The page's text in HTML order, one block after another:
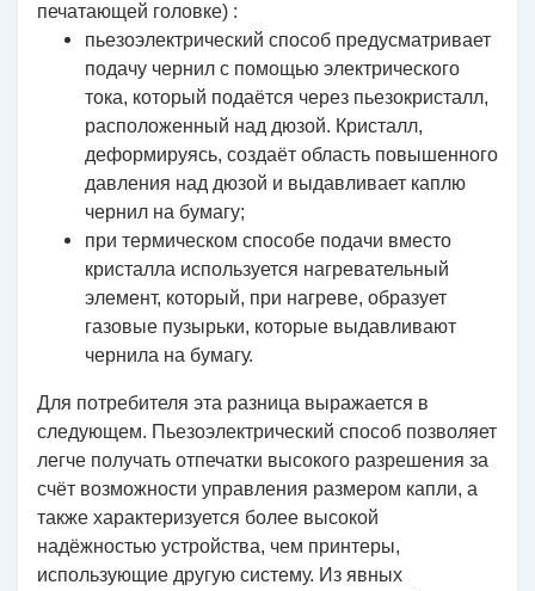
печатающей головке) :
пьезоэлектрический способ предусматривает
подачу чернил с помощью электрического
тока, который подаётся через пьезокристалл,
расположенный над дюзой. Кристалл,
деформируясь, создаёт область повышенного
давления над дюзой и выдавливает каплю
чернил на бумагу;
при термическом способе подачи вместо
кристалла используется нагревательный
элемент, который, при нагреве, образует
газовые пузырьки, которые выдавливают
чернила на бумагу.
Для потребителя эта разница выражается в
следующем. Пьезоэлектрический способ позволяет
легче получать отпечатки высокого разрешения за
счёт возможности управления размером капли, а
также характеризуется более высокой
надёжностью устройства, чем принтеры,
использующие другую систему. Из явных